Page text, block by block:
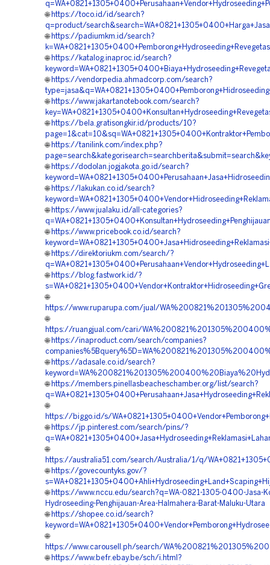
🌐 https://toco.id/id/search?
q=product/
🌐 https://padiumkm.id/search?
🌐 https://katalog.inaproc.id/search?
🌐 https://vendorpedia.ahmadcorp.com/search?
🌐 https://www.jakartanotebook.com/search?
🌐 https://bela.gratisongkir.id/products/10?
🌐 https://tanilink.com/index.php?
🌐 https://dodolan.jogjakota.go.id/search?
🌐 https://lakukan.co.id/search?
🌐 https://www.jualaku.id/all-categories?
🌐 https://www.pricebook.co.id/search?
🌐 https://direktoriukm.com/search/?
🌐 https://blog.fastwork.id/?
🌐
https://www.ruparupa.com/jual/
🌐
https://ruangjual.com/cari/
🌐 https://inaproduct.com/search/companies?
🌐 https://adasale.co.id/search?
🌐 https://members.pinellasbeacheschamber.org/list/search?
🌐
https://biggo.id/s/
🌐 https://jp.pinterest.com/search/pins/?
🌐
https://australia51.com/search/Australia/1/q/
🌐 https://govecountyks.gov/?
🌐 https://www.nccu.edu/search?q=WA-0821-1305-0400-Jasa-
Hydroseeding-Penghijauan-Area-Halmahera-Barat-Maluku-Utara
🌐 https://shopee.co.id/search?
🌐
https://www.carousell.ph/search/
🌐 https://www.befr.ebay.be/sch/i.html?